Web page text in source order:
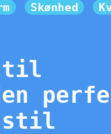
Skønhed
til
stil